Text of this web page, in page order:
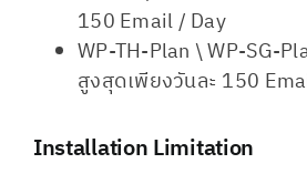
150 Email / Day
WP-TH-Plan \ WP-SG-
สูงสุดเพียงวันละ 150
Installation Limitation​